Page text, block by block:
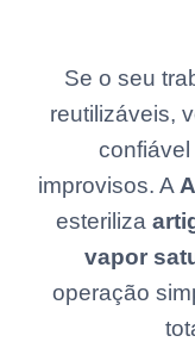
Se o seu
reutilizáveis,
improvisos. A
esteriliza
vapor
operação